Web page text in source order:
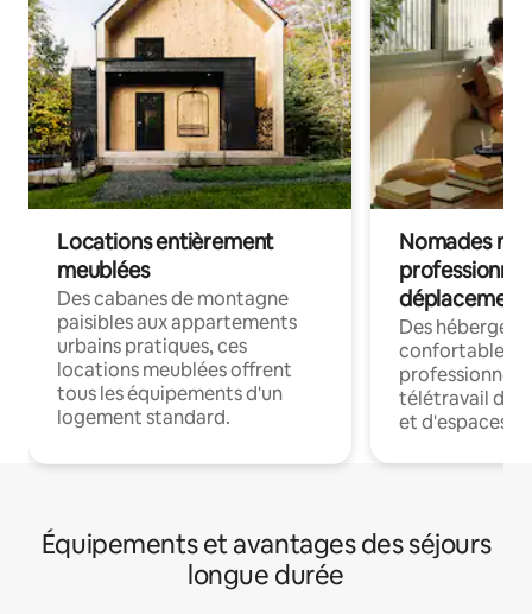
Locations entièrement
meublées
Des cabanes de montagne
paisibles aux appartements
urbains pratiques, ces
locations meublées offrent
tous les équipements d'un
logement standard.
Nomades
déplacement
Des
confortables
professionnels
télétravail
et d'espaces
Équipements et avantages des séjours
longue durée